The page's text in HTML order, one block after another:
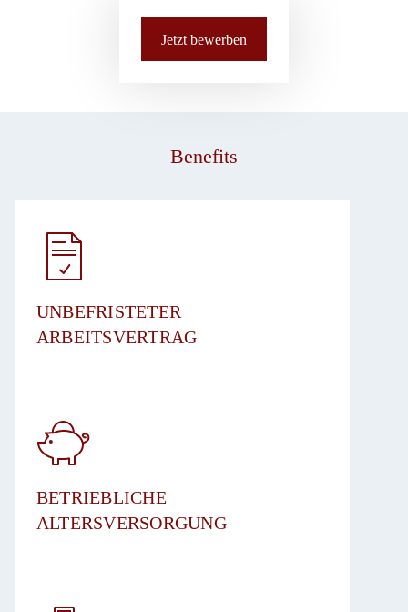
Jetzt bewerben
Benefits
UNBEFRISTETER
ARBEITSVERTRAG​
BETRIEBLICHE
ALTERSVERSORGUNG​